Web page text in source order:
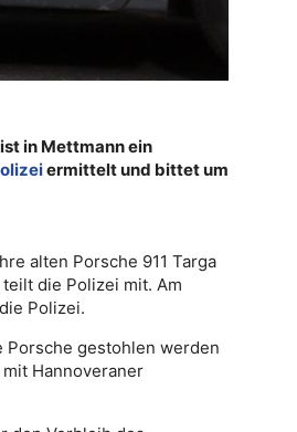
in Mettmann ein
ermittelt und bittet um
alten Porsche 911 Targa
die Polizei mit. Am
Polizei.
Porsche gestohlen werden
Hannoveraner